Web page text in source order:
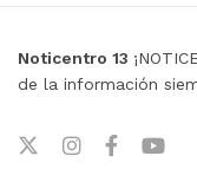
Noticentro 13
de la información